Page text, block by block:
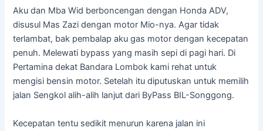
Aku dan Mba Wid berboncengan dengan Honda ADV,
disusul Mas Zazi dengan motor Mio-nya. Agar tidak
terlambat, bak pembalap aku gas motor dengan kecepatan
penuh. Melewati bypass yang masih sepi di pagi hari. Di
Pertamina dekat Bandara Lombok kami rehat untuk
mengisi bensin motor. Setelah itu diputuskan untuk memilih
jalan Sengkol alih-alih lanjut dari ByPass BIL-Songgong.
Kecepatan tentu sedikit menurun karena jalan ini